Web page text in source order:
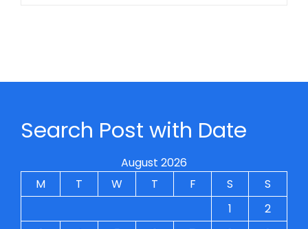
Search Post with Date
August 2026
M
T W T F S
S
1
2